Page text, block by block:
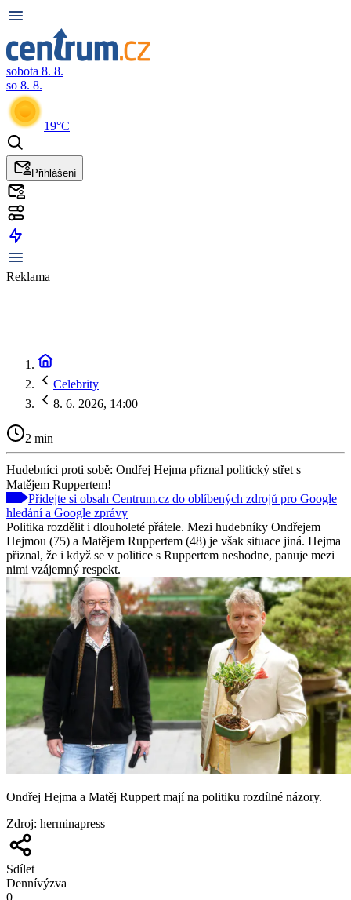
sobota 8. 8.
so 8. 8.
19°C
Přihlášení
Reklama
Celebrity
8. 6. 2026, 14:00
2 min
Hudebníci proti sobě: Ondřej Hejma přiznal politický střet s
Matějem Ruppertem!
Přidejte si obsah Centrum.cz do oblíbených zdrojů pro Google
hledání a Google zprávy
Politika rozdělit i dlouholeté přátele. Mezi hudebníky Ondřejem
Hejmou (75) a Matějem Ruppertem (48) je však situace jiná. Hejma
přiznal, že i když se v politice s Ruppertem neshodne, panuje mezi
nimi vzájemný respekt.
Ondřej Hejma a Matěj Ruppert mají na politiku rozdílné názory.
Zdroj: herminapress
Sdílet
Dennívýzva
0